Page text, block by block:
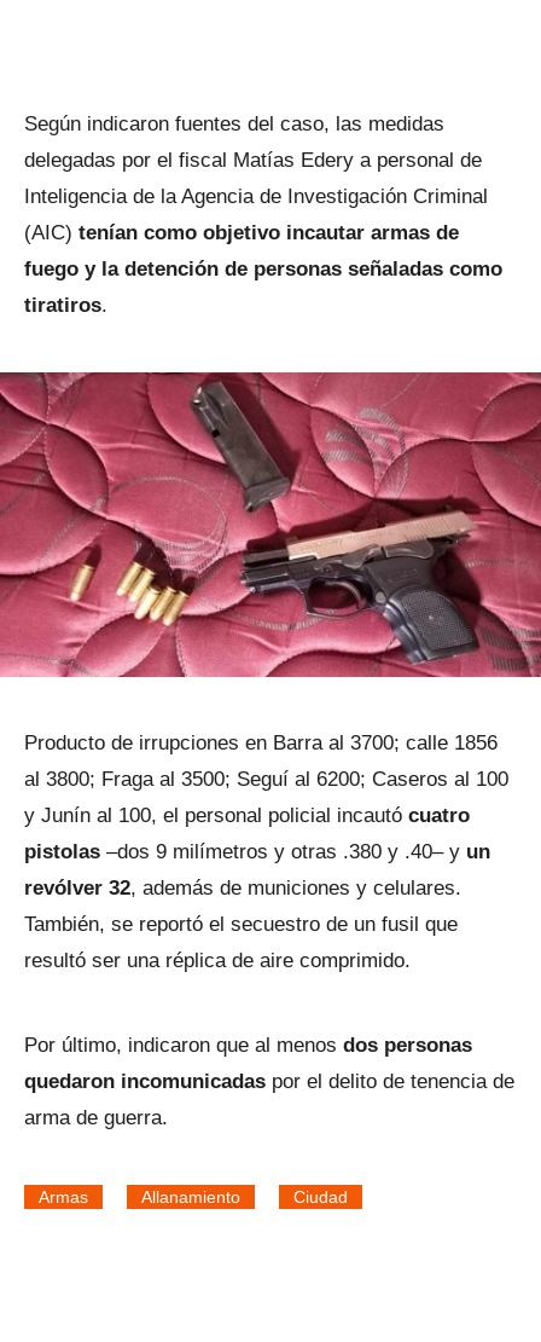
Según indicaron fuentes del caso, las medidas
delegadas por el fiscal Matías Edery a personal de
Inteligencia de la Agencia de Investigación Criminal
(AIC) tenían como objetivo incautar armas de
fuego y la detención de personas señaladas como
tiratiros.
Producto de irrupciones en Barra al 3700; calle 1856
al 3800; Fraga al 3500; Seguí al 6200; Caseros al 100
y Junín al 100, el personal policial incautó cuatro
pistolas –dos 9 milímetros y otras .380 y .40– y un
revólver 32, además de municiones y celulares.
También, se reportó el secuestro de un fusil que
resultó ser una réplica de aire comprimido.
Por último, indicaron que al menos dos personas
quedaron incomunicadas por el delito de tenencia de
arma de guerra.
Armas Allanamiento Ciudad